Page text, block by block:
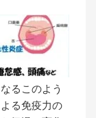
るこのよう
る免疫力の